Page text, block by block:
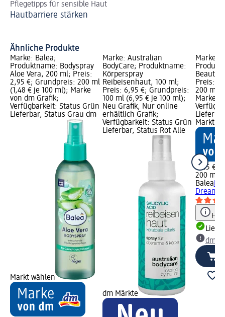
Pflegetipps für sensible Haut
Hautbarriere stärken
Ähnliche Produkte
Marke: Balea;
Produktname: Bodyspray
Aloe Vera, 200 ml; Preis:
2,95 €; Grundpreis: 200 ml
(1,48 € je 100 ml); Marke
von dm Grafik;
Verfügbarkeit: Status Grün
Lieferbar, Status Grau dm
Markt wählen
Marke: Australian
BodyCare; Produktname:
Körperspray
Reibeisenhaut, 100 ml;
Preis: 6,95 €; Grundpreis:
100 ml (6,95 € je 100 ml);
Neu Grafik, Nur online
erhältlich Grafik;
Verfügbarkeit: Status Grün
Lieferbar, Status Rot Alle
dm Märkte
Marke:
Preis:
200 ml
Marke
Markt
2,45 €
200 ml
Balea
dm